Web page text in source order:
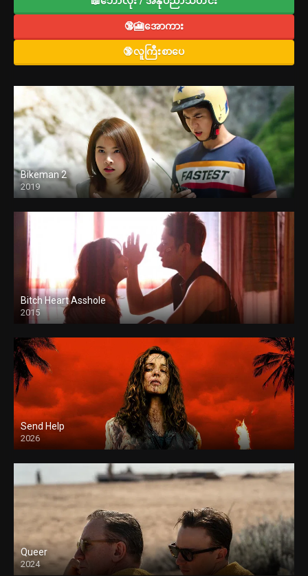
🔞🎦အောကား
🔞လူကြီးစာပေ
Bikeman 2
2019
Bitch Heart Asshole
2015
Send Help
2026
Queer
2024